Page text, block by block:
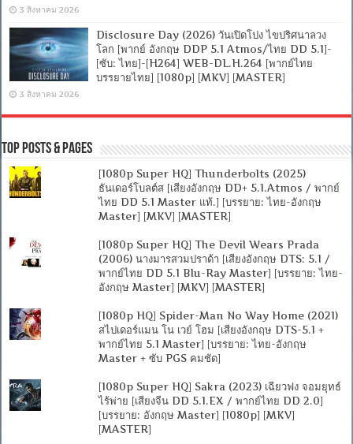
3 สิงหาคม 2026
Disclosure Day (2026) วันเปิดโปง ไขปริศนาลวง
โลก [พากย์ อังกฤษ DDP 5.1 Atmos/ไทย DD 5.1]-
[ซับ: ไทย]-[H264] WEB-DL.H.264 [พากย์ไทย
บรรยายไทย] [1080p] [MKV] [MASTER]
3 สิงหาคม 2026
Top Posts & Pages
[1080p Super HQ] Thunderbolts (2025)
ธันเดอร์โบลต์ส [เสียงอังกฤษ DD+ 5.1.Atmos / พากย์
ไทย DD 5.1 Master แท้.] [บรรยาย: ไทย-อังกฤษ
Master] [MKV] [MASTER]
[1080p Super HQ] The Devil Wears Prada
(2006) นางมารสวมปราด้า [เสียงอังกฤษ DTS: 5.1 /
พากย์ไทย DD 5.1 Blu-Ray Master] [บรรยาย: ไทย-
อังกฤษ Master] [MKV] [MASTER]
[1080p HQ] Spider-Man No Way Home (2021)
สไปเดอร์แมน โน เวย์ โฮม [เสียงอังกฤษ DTS-5.1 +
พากย์ไทย 5.1 Master] [บรรยาย: ไทย-อังกฤษ
Master + ซับ PGS คมชัด]
[1080p Super HQ] Sakra (2023) เฉียวฟง จอมยุทธ์
ไร้พ่าย [เสียงจีน DD 5.1.EX / พากย์ไทย DD 2.0]
[บรรยาย: อังกฤษ Master] [1080p] [MKV]
[MASTER]